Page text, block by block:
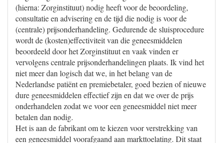
(hierna: Zorginstituut) nodig heeft voor de beoordeling,
consultatie en advisering en de tijd die nodig is voor de
(centrale) prijsonderhandeling. Gedurende de sluisprocedure
wordt de (kosten)effectiviteit van die geneesmiddelen
beoordeeld door het Zorginstituut en vaak vinden er
vervolgens centrale prijsonderhandelingen plaats. Ik vind het
niet meer dan logisch dat we, in het belang van de
Nederlandse patiënt en premiebetaler, goed bezien of nieuwe
dure geneesmiddelen effectief zijn en dat we over de prijs
onderhandelen zodat we voor een geneesmiddel niet meer
betalen dan nodig.
Het is aan de fabrikant om te kiezen voor verstrekking van
een geneesmiddel voorafgaand aan markttoelating. Dit staat